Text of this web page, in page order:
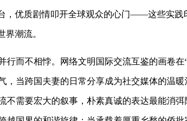
，优质剧情叩开全球观众的心门——这些实践
界潮流。
行而不相悖。网络文明国际交流互鉴的画卷
，当跨国夫妻的日常分享成为社交媒体的温
不需要宏大的叙事，朴素真诚的表达最能消